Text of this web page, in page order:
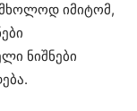
მხოლოდ იმიტომ,
ნიშნები